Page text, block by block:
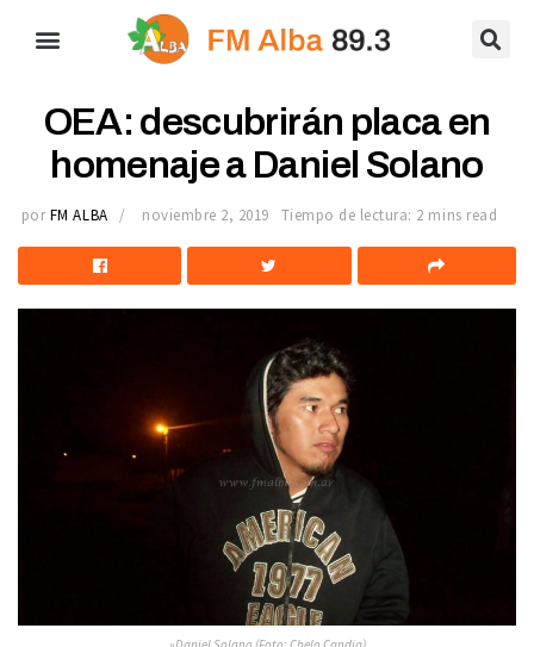
OEA: descubrirán placa en
homenaje a Daniel Solano
por FM ALBA noviembre 2, 2019 Tiempo de lectura: 2 mins read